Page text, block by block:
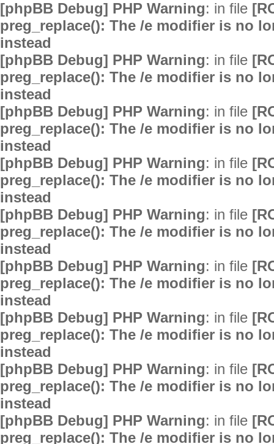
[phpBB Debug] PHP Warning: in file
preg_replace(): The /e modifier is no
instead
[phpBB Debug] PHP Warning: in file
preg_replace(): The /e modifier is no
instead
[phpBB Debug] PHP Warning: in file
preg_replace(): The /e modifier is no
instead
[phpBB Debug] PHP Warning: in file
preg_replace(): The /e modifier is no
instead
[phpBB Debug] PHP Warning: in file
preg_replace(): The /e modifier is no
instead
[phpBB Debug] PHP Warning: in file
preg_replace(): The /e modifier is no
instead
[phpBB Debug] PHP Warning: in file
preg_replace(): The /e modifier is no
instead
[phpBB Debug] PHP Warning: in file
preg_replace(): The /e modifier is no
instead
[phpBB Debug] PHP Warning: in file
preg_replace(): The /e modifier is no